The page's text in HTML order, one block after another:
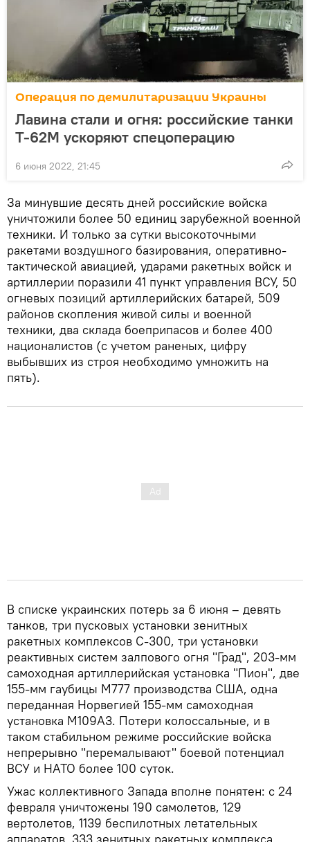
Операция по демилитаризации Украины
Лавина стали и огня: российские танки
Т-62М ускоряют спецоперацию
6 июня 2022, 21:45
За минувшие десять дней российские войска
уничтожили более 50 единиц зарубежной военной
техники. И только за сутки высокоточными
ракетами воздушного базирования, оперативно-
тактической авиацией, ударами ракетных войск и
артиллерии поразили 41 пункт управления ВСУ, 50
огневых позиций артиллерийских батарей, 509
районов скопления живой силы и военной
техники, два склада боеприпасов и более 400
националистов (с учетом раненых, цифру
выбывших из строя необходимо умножить на
пять).
В списке украинских потерь за 6 июня – девять
танков, три пусковых установки зенитных
ракетных комплексов С-300, три установки
реактивных систем залпового огня "Град", 203-мм
самоходная артиллерийская установка "Пион", две
155-мм гаубицы М777 производства США, одна
переданная Норвегией 155-мм самоходная
установка М109А3. Потери колоссальные, и в
таком стабильном режиме российские войска
непрерывно "перемалывают" боевой потенциал
ВСУ и НАТО более 100 суток.
Ужас коллективного Запада вполне понятен: с 24
февраля уничтожены 190 самолетов, 129
вертолетов, 1139 беспилотных летательных